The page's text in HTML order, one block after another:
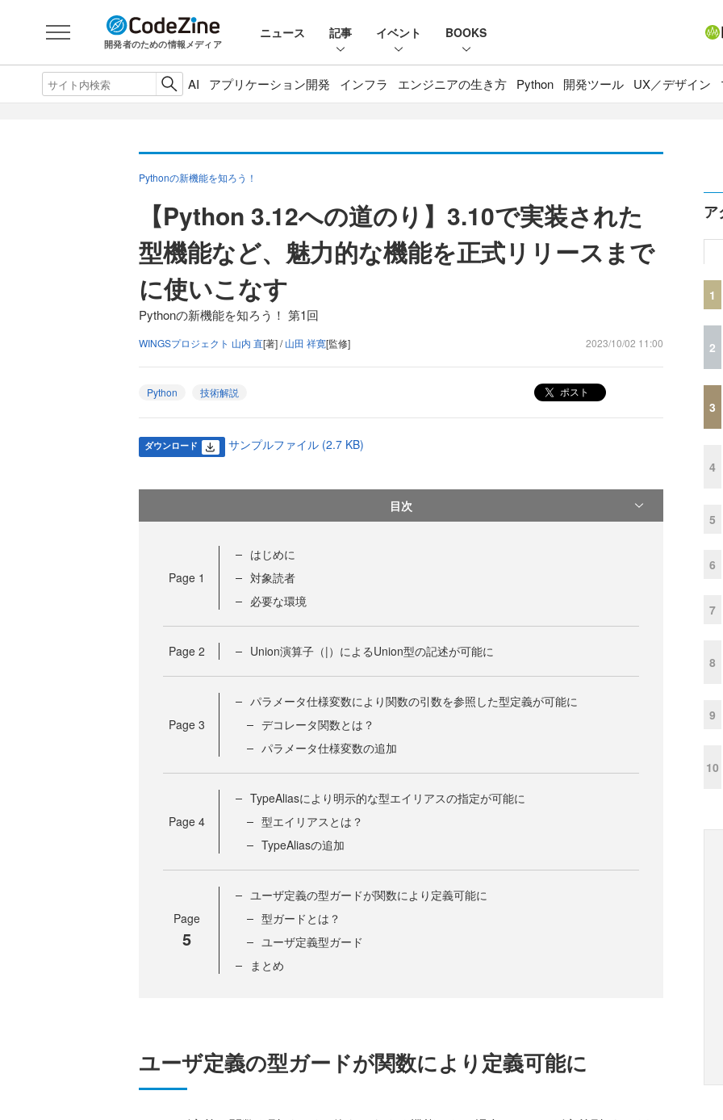
開発者のための情報メディア
ニュース 記事 イベント BOOKS
AI アプリケーション開発 インフラ エンジニアの生き方 Python 開発ツール UX／デザイン
Pythonの新機能を知ろう！
【Python 3.12への道のり】3.10で実装された
型機能など、魅力的な機能を正式リリースまで
に使いこなす
Pythonの新機能を知ろう！ 第1回
WINGSプロジェクト 山内 直[著] /山田 祥寛[監修] 2023/10/02 11:00
Python 技術解説 ポスト
ダウンロード サンプルファイル (2.7 KB)
目次
Page 1
はじめに
対象読者
必要な環境
Page 2 Union演算子（|）によるUnion型の記述が可能に
Page 3
パラメータ仕様変数により関数の引数を参照した型定義が可能に
デコレータ関数とは？
パラメータ仕様変数の追加
Page 4
TypeAliasにより明示的な型エイリアスの指定が可能に
型エイリアスとは？
TypeAliasの追加
Page
5
ユーザ定義の型ガードが関数により定義可能に
型ガードとは？
ユーザ定義型ガード
まとめ
ユーザ定義の型ガードが関数により定義可能に
ア
1
2
3
4
5
6
7
8
9
10